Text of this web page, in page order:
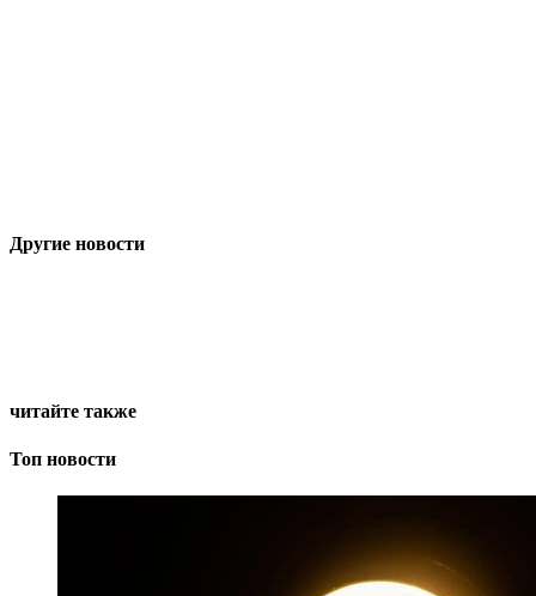
Другие новости
читайте также
Топ новости